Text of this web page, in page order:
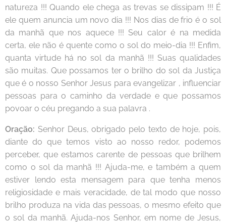
natureza !!! Quando ele chega as trevas se dissipam !!! É
ele quem anuncia um novo dia !!! Nos dias de frio é o sol
da manhã que nos aquece !!! Seu calor é na medida
certa, ele não é quente como o sol do meio-dia !!! Enfim,
quanta virtude há no sol da manhã !!! Suas qualidades
são muitas. Que possamos ter o brilho do sol da Justiça
que é o nosso Senhor Jesus para evangelizar , influenciar
pessoas para o caminho da verdade e que possamos
povoar o céu pregando a sua palavra .
Oração: Senhor Deus, obrigado pelo texto de hoje, pois,
diante do que temos visto ao nosso redor, podemos
perceber, que estamos carente de pessoas que brilhem
como o sol da manhã !!! Ajuda-me, e também a quem
estiver lendo esta mensagem para que tenha menos
religiosidade e mais veracidade, de tal modo que nosso
brilho produza na vida das pessoas, o mesmo efeito que
o sol da manhã. Ajuda-nos Senhor, em nome de Jesus,